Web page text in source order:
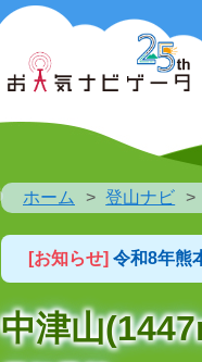
ホーム 登山ナビ
[お知らせ] 令和8年熊
中津山